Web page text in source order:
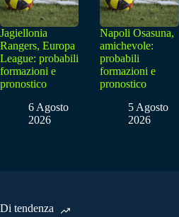
Jagiellonia
Rangers, Europa
League: probabili
formazioni e
pronostico
6 Agosto
2026
Napoli Osasuna,
amichevole:
probabili
formazioni e
pronostico
5 Agosto
2026
Di tendenza